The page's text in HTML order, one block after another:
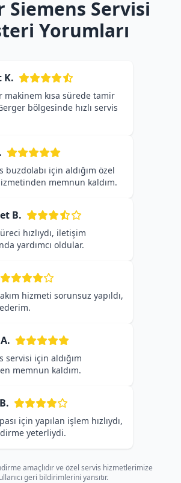
Siemens Servisi
Yorumları
K.
makinem kısa sürede tamir
bölgesinde hızlı servis
buzdolabı için aldığım özel
memnun kaldım.
B.
hızlıydı, iletişim
yardımcı oldular.
hizmeti sorunsuz yapıldı,
servisi için aldığım
memnun kaldım.
için yapılan işlem hızlıydı,
yeterliydi.
amaçlıdır ve özel servis hizmetlerimize
geri bildirimlerini yansıtır.